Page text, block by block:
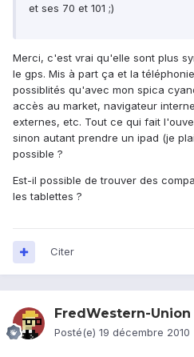
et ses 70 et 101 ;)
Merci, c'est vrai qu'elle sont plus
le gps. Mis à part ça et la
possiblités qu'avec mon spica
accès au market, navigateur
externes, etc. Tout ce qui fait
sinon autant prendre un ipad (je
possible ?
Est-il possible de trouver des
les tablettes ?
Citer
FredWestern-Union
Posté(e) 19 décembre 2010